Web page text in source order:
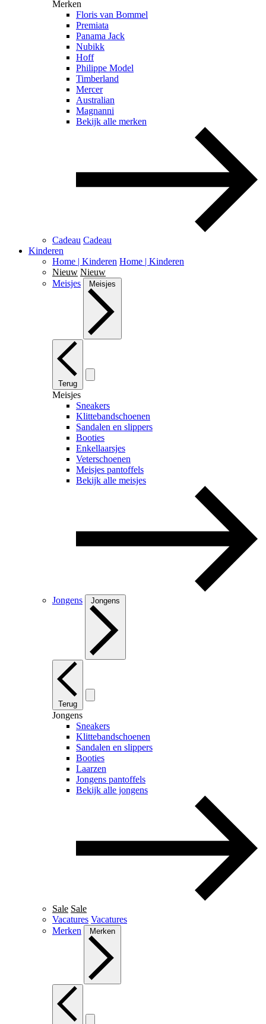
Merken
Floris van Bommel
Premiata
Panama Jack
Nubikk
Hoff
Philippe Model
Timberland
Mercer
Australian
Magnanni
Bekijk alle merken
Cadeau Cadeau
Kinderen
Home | Kinderen Home | Kinderen
Nieuw Nieuw
Meisjes
Meisjes
Terug
Meisjes
Sneakers
Klittebandschoenen
Sandalen en slippers
Booties
Enkellaarsjes
Veterschoenen
Meisjes pantoffels
Bekijk alle meisjes
Jongens Jongens
Terug
Jongens
Sneakers
Klittebandschoenen
Sandalen en slippers
Booties
Laarzen
Jongens pantoffels
Bekijk alle jongens
Sale Sale
Vacatures Vacatures
Merken
Merken